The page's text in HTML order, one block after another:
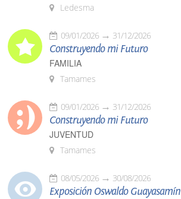
Ledesma
09/01/2026 31/12/2026
Construyendo mi Futuro
FAMILIA
Tamames
09/01/2026 31/12/2026
Construyendo mi Futuro
JUVENTUD
Tamames
08/05/2026 30/08/2026
Exposición Oswaldo Guayasamín